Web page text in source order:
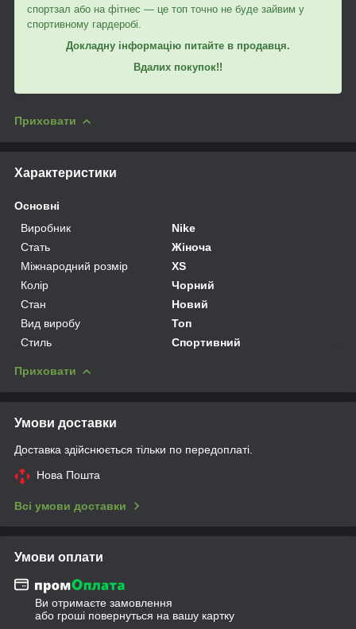
спортзал або на фітнес — це топ точно не буде зайвим у
спортивному гардеробі.
Докладну інформацію питайте в продавця.
Вдалих покупок!!
Приховати
Характеристики
Основні
Виробник
Nike
Стать
Жіноча
Міжнародний розмір
XS
Колір
Чорний
Стан
Новий
Вид виробу
Топ
Стиль
Спортивний
Приховати
Умови доставки
Доставка здійснюється тільки по передоплаті.
Нова Пошта
Всі умови доставки
Умови оплати
Ви отримаєте замовлення
або гроші повернуться на вашу картку